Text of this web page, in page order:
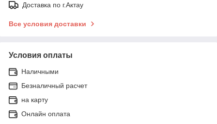
Доставка по г.Актау
Все условия доставки
Условия оплаты
Наличными
Безналичный расчет
на карту
Онлайн оплата